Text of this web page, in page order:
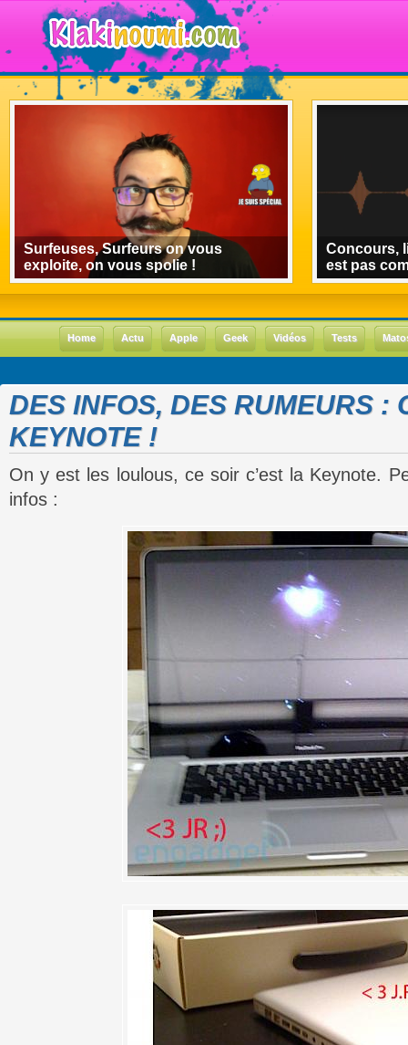
Surfeuses, Surfeurs on vous
exploite, on vous spolie !
Concours,
est pas
Home Actu Apple Geek Vidéos Tests
DES INFOS, DES RUMEURS :
KEYNOTE !
On y est les loulous, ce soir c’est la Keynote.
infos :